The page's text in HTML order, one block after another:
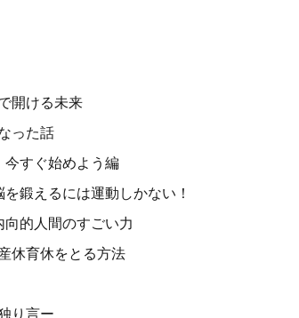
開ける未来
った話
すぐ始めよう編
鍛えるには運動しかない！
的人間のすごい力
休育休をとる方法
り言ー